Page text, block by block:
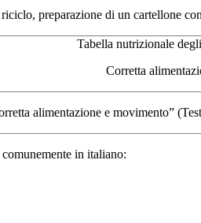
preparazione di un cartellone
Tabella nutrizionale
Corretta
alimentazione e movimento”
in italiano: